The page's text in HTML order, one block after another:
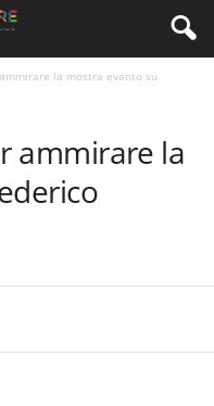
la mostra evento su
ammirare la